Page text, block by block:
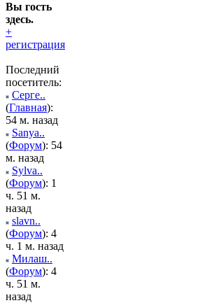
Вы гость
здесь.
+
регистрация
Последний
посетитель:
Серге..
(Главная):
54 м. назад
Sanya..
(Форум): 54
м. назад
Sylva..
(Форум): 1
ч. 51 м.
назад
slavn..
(Форум): 4
ч. 1 м. назад
Милаш..
(Форум): 4
ч. 51 м.
назад